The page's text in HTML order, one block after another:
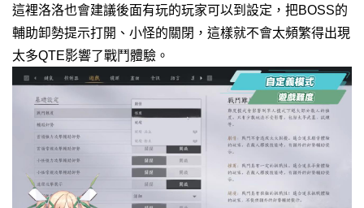
這裡洛洛也會建議後面有玩的玩家可以到設定，把BOSS的
輔助卸勢提示打開、小怪的關閉，這樣就不會太頻繁得出現
太多QTE影響了戰鬥體驗。